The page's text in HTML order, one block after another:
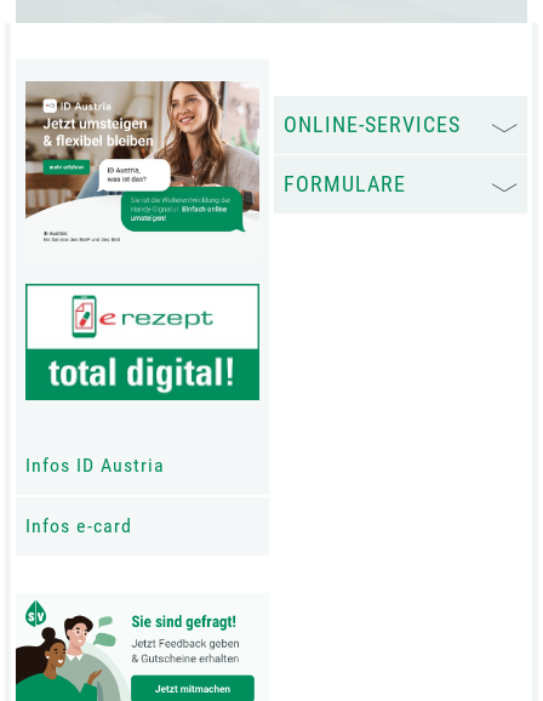
Infos ID Austria
Infos e-card
ONLINE-SERVICES
FORMULARE